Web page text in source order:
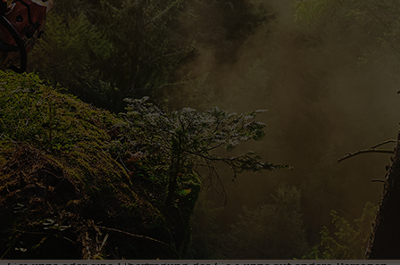
Die Teilnahme an diesem Gewinnspiel ist nur über das MY STIHL
Webportal möglich. Teilnahmeberechtigt sind Personen, die zum
Zeitpunkt der Teilnahme mindestens 18 Jahre alt sind und einen
gemeldeten Wohnsitz in der Schweiz haben.
Das Gewinnspiel beginnt am Montag, den 01.06.2026 und endet am
Donnerstag, den 30.07.2026.
Die Reise findet zwischen dem 02.10.2026 und dem
09.10.2026 statt.
Die Reise ist für zwei Personen und führt für eine Woche nach
Norwegen inklusive Flug. Gemeinsam mit sechs weiteren
Gewinnerinnen und Gewinnern erleben Sie während acht Tagen
eine abwechslungsreiche Rundreise durch das Land. Freuen Sie sich
auf eindrucksvolle Natur, bekannte Sehenswürdigkeiten und viele
besondere Eindrücke.
Die Gewinne sind nicht verhandelbar oder austauschbar. Ein
Umtausch, eine Selbst-abholung sowie eine Barauszahlung des